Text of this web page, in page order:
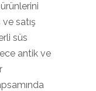
ürünlerini
satış
süs
antik ve